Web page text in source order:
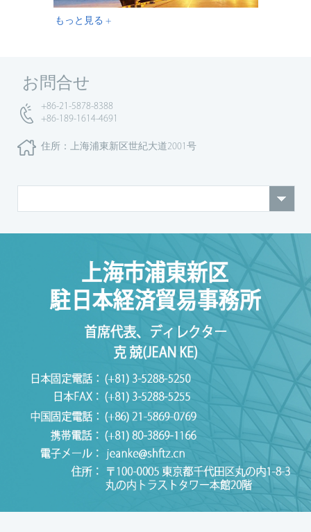
もっと見る +
お問合せ
+86-21-5878-8388
+86-189-1614-4691
住所：上海浦東新区世紀大道2001号